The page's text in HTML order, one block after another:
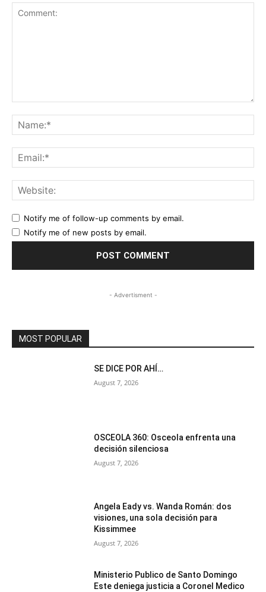
Notify me of follow-up comments by email.
Notify me of new posts by email.
- Advertisment -
MOST POPULAR
SE DICE POR AHÍ…
August 7, 2026
OSCEOLA 360: Osceola enfrenta una
decisión silenciosa
August 7, 2026
Angela Eady vs. Wanda Román: dos
visiones, una sola decisión para
Kissimmee
August 7, 2026
Ministerio Publico de Santo Domingo
Este deniega justicia a Coronel Medico